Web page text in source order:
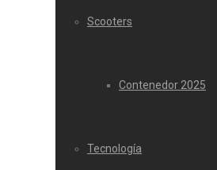
Scooters
Contenedor 2025
Tecnología